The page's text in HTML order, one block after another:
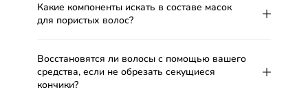
Какие компоненты искать в составе масок
для пористых волос?
Восстановятся ли волосы с помощью вашего
средства, если не обрезать секущиеся
кончики?